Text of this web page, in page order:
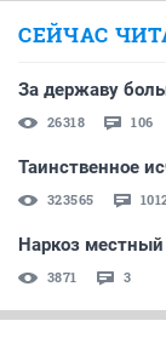
СЕЙЧАС
За державу
26318 106
Таинственное
323565
Наркоз
3871 3